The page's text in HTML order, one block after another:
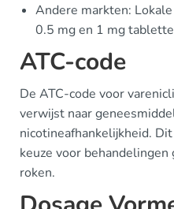
Andere markten:
0.5 mg en 1 mg
ATC-code
De ATC-code voor
verwijst naar
nicotineafhankelijkheid.
keuze voor
roken.